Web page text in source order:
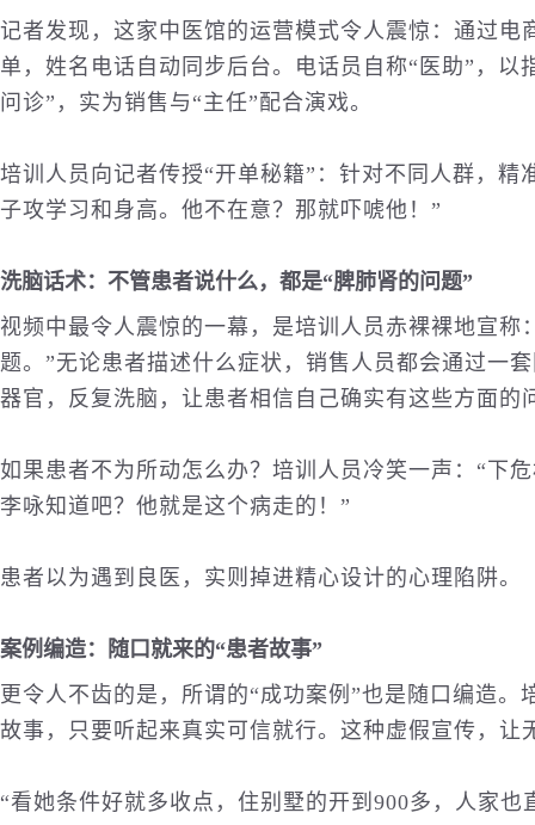
记者发现，这家中医馆的运营模式令人震惊：通过电
单，姓名电话自动同步后台。电话员自称“医助”，
问诊”，实为销售与“主任”配合演戏。
培训人员向记者传授“开单秘籍”：针对不同人群，
子攻学习和身高。他不在意？那就吓唬他！”
洗脑话术：不管患者说什么，都是“脾肺肾的问题”
视频中最令人震惊的一幕，是培训人员赤裸裸地宣称
题。”无论患者描述什么症状，销售人员都会通过一
器官，反复洗脑，让患者相信自己确实有这些方面的
如果患者不为所动怎么办？培训人员冷笑一声：“
李咏知道吧？他就是这个病走的！”
患者以为遇到良医，实则掉进精心设计的心理陷阱。
案例编造：随口就来的“患者故事”
更令人不齿的是，所谓的“成功案例”也是随口编造
故事，只要听起来真实可信就行。这种虚假宣传，让
“看她条件好就多收点，住别墅的开到900多，人家